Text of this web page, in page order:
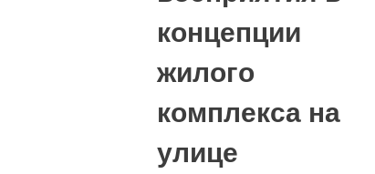
концепции
жилого
комплекса на
улице